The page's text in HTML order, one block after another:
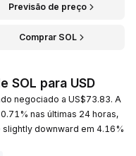
Previsão de preço
Comprar SOL
SOL para USD
negociado a US$73.83. A
nas últimas 24 horas,
downward em 4.16%